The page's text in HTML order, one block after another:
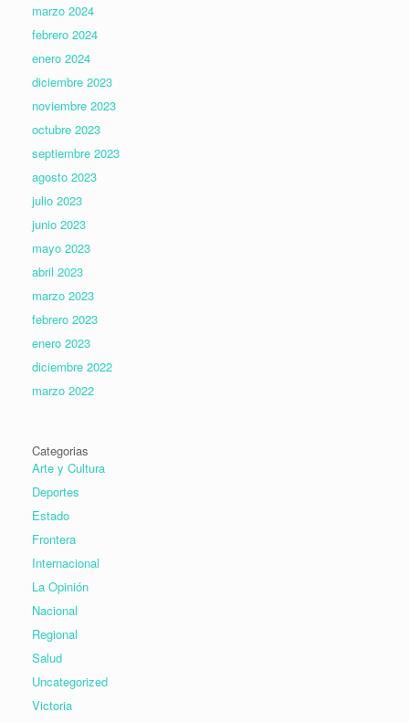
marzo 2024
febrero 2024
enero 2024
diciembre 2023
noviembre 2023
octubre 2023
septiembre 2023
agosto 2023
julio 2023
junio 2023
mayo 2023
abril 2023
marzo 2023
febrero 2023
enero 2023
diciembre 2022
marzo 2022
Categorias
Arte y Cultura
Deportes
Estado
Frontera
Internacional
La Opinión
Nacional
Regional
Salud
Uncategorized
Victoria